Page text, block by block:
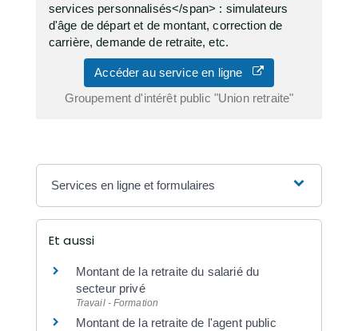
services personnalisés</span> : simulateurs
d'âge de départ et de montant, correction de
carrière, demande de retraite, etc.
Accéder au service en ligne
Groupement d'intérêt public "Union retraite"
Services en ligne et formulaires
Et aussi
Montant de la retraite du salarié du
secteur privé
Travail - Formation
Montant de la retraite de l'agent public